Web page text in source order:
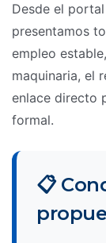
Desde el portal
presentamos
empleo
maquinaria, el
enlace directo
formal.
📋